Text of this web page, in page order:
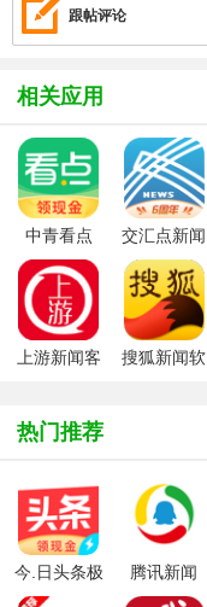
跟帖评论
相关应用
中青看点
app
交汇点新闻
app
上游新闻客
搜狐新闻软
热门推荐
今.日头条极
速版（头条
腾讯新闻
2026最新版